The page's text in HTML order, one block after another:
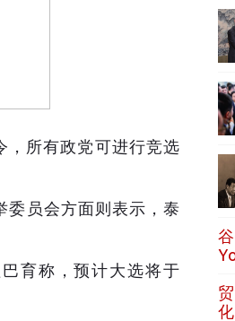
，所有政党可进行竞选
委员会方面则表示，泰
育称，预计大选将于
化